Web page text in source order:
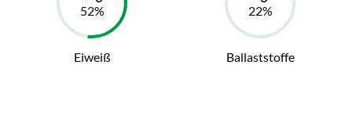
Eiweiß Ballaststoffe